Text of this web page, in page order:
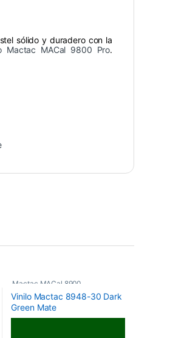
sólido y duradero con la
Mactac MACal 9800 Pro.
Mactac MACal 8900
Monoméricos, Vinilos De Corte
Vinilo Mactac 8948-30 Dark
Green Mate